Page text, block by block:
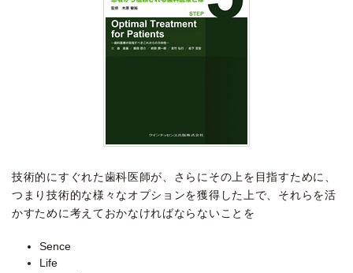
技術的にすぐれた歯科医師が、さらにその上を目指すために、
つまり技術的な様々なオプションを獲得した上で、それらを活
かすために考えておかなければならないことを
Sence
Life